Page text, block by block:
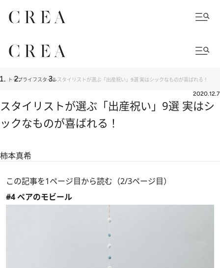
トップライフスタイルスタイリストが選ぶ「出産祝い」9選 実はシックなものが喜ばれる！
2020.12.7
スタイリストが選ぶ「出産祝い」9選 実はシ
ックなものが喜ばれる！
柿本真希
この記事を1ページ目から読む（2/3ページ目）
#4 ペアのモビール